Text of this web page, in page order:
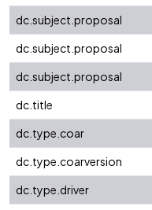
dc.subject.proposal
dc.subject.proposal
dc.subject.proposal
dc.title
dc.type.coar
dc.type.coarversion
dc.type.driver